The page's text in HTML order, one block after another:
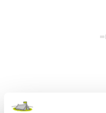
Helaas, er zijn geen